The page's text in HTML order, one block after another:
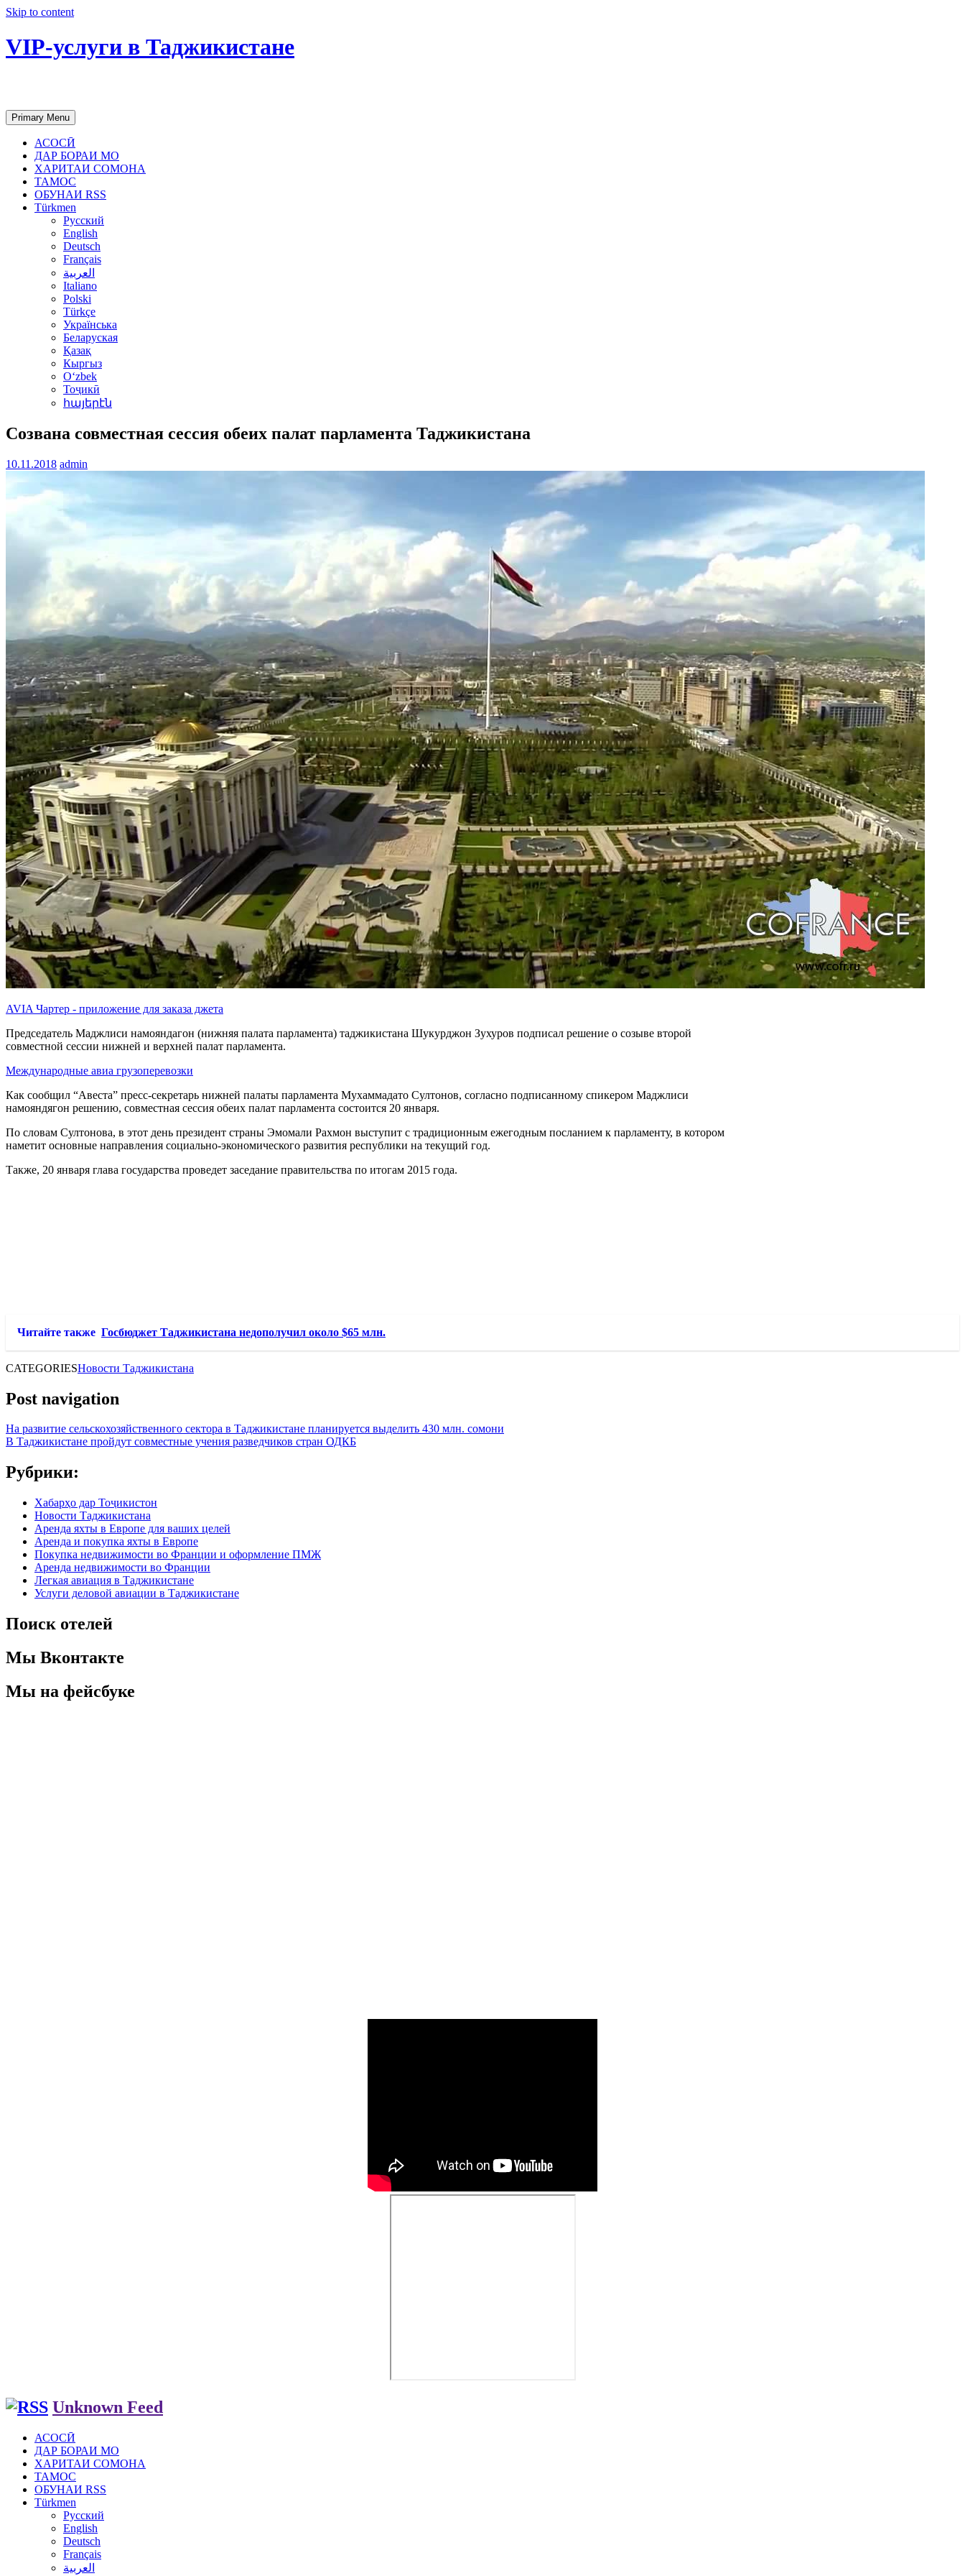
Skip to content
VIP-услуги в Таджикистане
Primary Menu
АСОСӢ
ДАР БОРАИ МО
ХАРИТАИ СОМОНА
ТАМОС
ОБУНАИ RSS
Türkmen
Русский
English
Deutsch
Français
العربية
Italiano
Polski
Türkçe
Українська
Беларуская
Қазақ
Кыргыз
Oʻzbek
Тоҷикӣ
հայերէն
Созвана совместная сессия обеих палат парламента Таджикистана
10.11.2018 admin
AVIA Чартер - приложение для заказа джета
Председатель Маджлиси намояндагон (нижняя палата парламента) таджикистана Шукурджон Зухуров подписал решение о созыве второй
совместной сессии нижней и верхней палат парламента.
Международные авиа грузоперевозки
Как сообщил “Авеста” пресс-секретарь нижней палаты парламента Мухаммадато Султонов, согласно подписанному спикером Маджлиси
намояндягон решению, совместная сессия обеих палат парламента состоится 20 января.
По словам Султонова, в этот день президент страны Эмомали Рахмон выступит с традиционным ежегодным посланием к парламенту, в котором
наметит основные направления социально-экономического развития республики на текущий год.
Также, 20 января глава государства проведет заседание правительства по итогам 2015 года.
Читайте также Госбюджет Таджикистана недополучил около $65 млн.
CATEGORIESНовости Таджикистана
Post navigation
На развитие сельскохозяйственного сектора в Таджикистане планируется выделить 430 млн. сомони
В Таджикистане пройдут совместные учения разведчиков стран ОДКБ
Рубрики:
Хабарҳо дар Тоҷикистон
Новости Таджикистана
Аренда яхты в Европе для ваших целей
Аренда и покупка яхты в Европе
Покупка недвижимости во Франции и оформление ПМЖ
Аренда недвижимости во Франции
Легкая авиация в Таджикистане
Услуги деловой авиации в Таджикистане
Поиск отелей
Мы Вконтакте
Мы на фейсбуке
Unknown Feed
АСОСӢ
ДАР БОРАИ МО
ХАРИТАИ СОМОНА
ТАМОС
ОБУНАИ RSS
Türkmen
Русский
English
Deutsch
Français
العربية